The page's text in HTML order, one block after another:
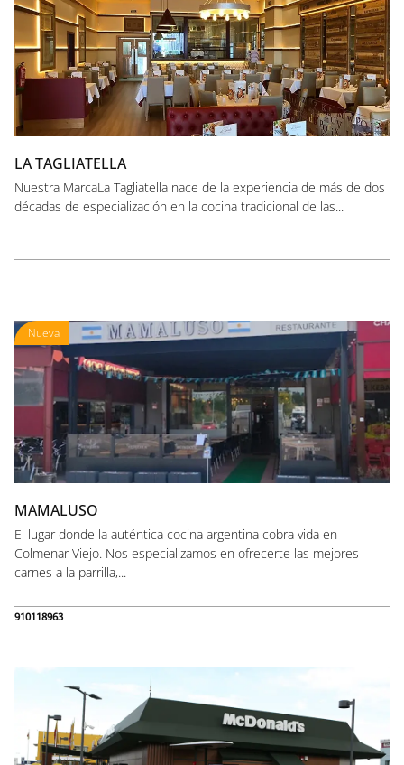
LA TAGLIATELLA
Nuestra MarcaLa Tagliatella nace de la experiencia de más de dos
décadas de especialización en la cocina tradicional de las...
MAMALUSO
El lugar donde la auténtica cocina argentina cobra vida en
Colmenar Viejo. Nos especializamos en ofrecerte las mejores
carnes a la parrilla,...
910118963